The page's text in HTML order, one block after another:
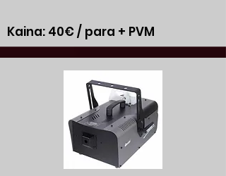
Kaina: 40€ / para + PVM